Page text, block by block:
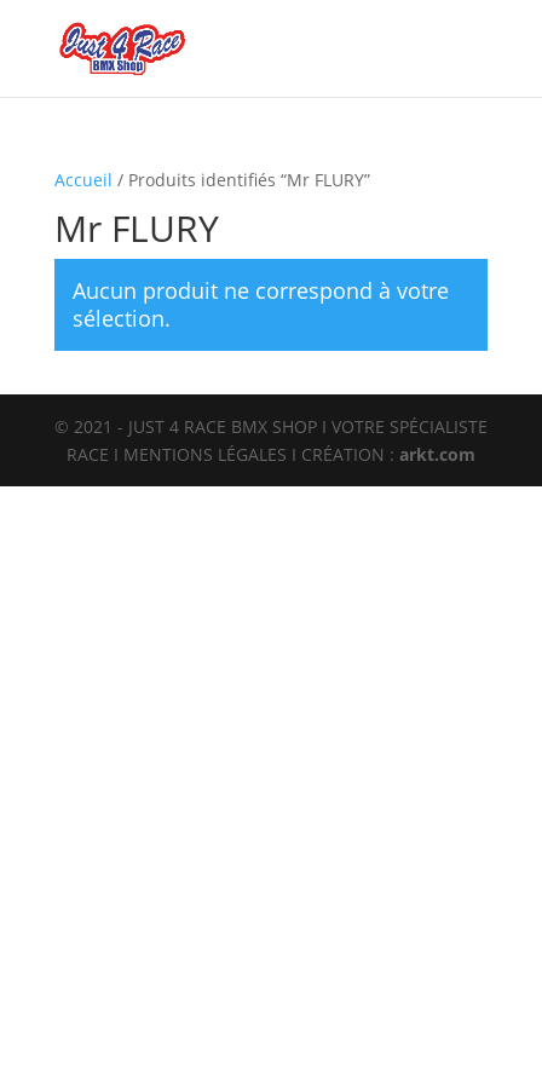
Accueil / Produits identifiés “Mr FLURY”
Mr FLURY
Aucun produit ne correspond à votre
sélection.
© 2021 - JUST 4 RACE BMX SHOP I VOTRE SPÉCIALISTE
RACE I MENTIONS LÉGALES I CRÉATION : arkt.com